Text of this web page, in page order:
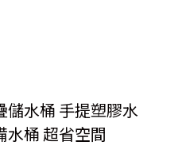
儲水桶 手提塑膠水
水桶 超省空間